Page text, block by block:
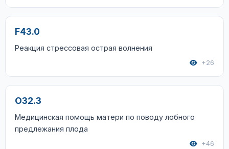
F43.0
Реакция стрессовая острая волнения
+26
O32.3
Медицинская помощь матери по поводу лобного
предлежания плода
+46